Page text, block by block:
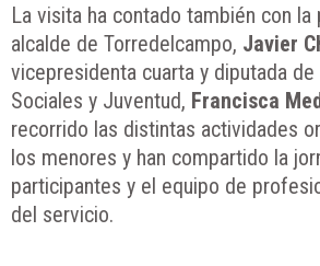
La visita ha contado también con la
alcalde de Torredelcampo, Javier
vicepresidenta cuarta y diputada
Sociales y Juventud, Francisca
recorrido las distintas actividades
los menores y han compartido la
participantes y el equipo de
del servicio.